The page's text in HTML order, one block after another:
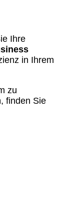
Ihre
in Ihrem
zu
finden Sie